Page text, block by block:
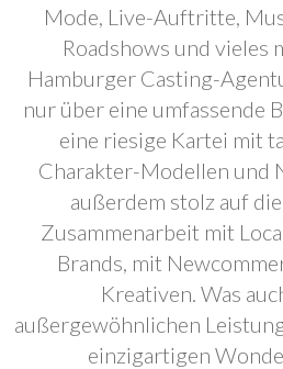
Mode, Live-Auftritte,
Roadshows und vieles
Hamburger Casting-
nur über eine umfassende
eine riesige Kartei mit
Charakter-Modellen und
außerdem stolz auf
Zusammenarbeit mit
Brands, mit
Kreativen. Was
außergewöhnlichen
einzigartigen